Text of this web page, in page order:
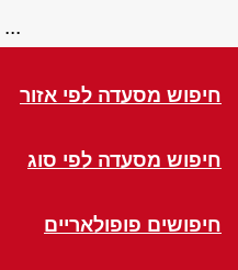
חיפוש מסעדה לפי אזור
חיפוש מסעדה לפי סוג
חיפושים פופולאריים